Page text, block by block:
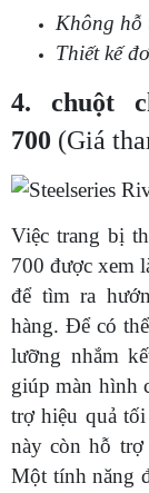
Không hỗ
Thiết kế
4. chuột
700 (Giá
Việc trang bị
700 được xem
để tìm ra
hàng. Để có
lưỡng nhắm
giúp màn hình
trợ hiệu quả
này còn hỗ
Một tính năng